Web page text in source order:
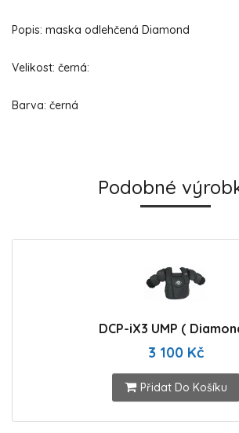
Popis: maska odlehčená Diamond
Velikost: černá:
Barva: černá
Podobné
DCP-iX3 UMP (
3 100 Kč
Přidat Do Košíku